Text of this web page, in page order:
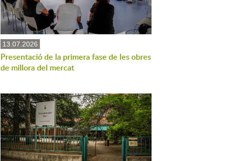
13.07.2026
Presentació de la primera fase de les obres
de millora del mercat